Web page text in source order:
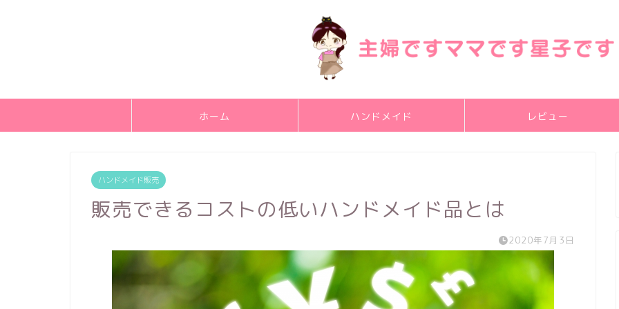
ホーム ハンドメイド レビュー
ハンドメイド販売
販売できるコストの低いハンドメイド品とは
2020年7月3日